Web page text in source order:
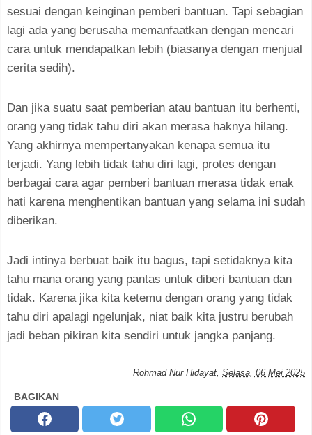
sesuai dengan keinginan pemberi bantuan. Tapi sebagian
lagi ada yang berusaha memanfaatkan dengan mencari
cara untuk mendapatkan lebih (biasanya dengan menjual
cerita sedih).
Dan jika suatu saat pemberian atau bantuan itu berhenti,
orang yang tidak tahu diri akan merasa haknya hilang.
Yang akhirnya mempertanyakan kenapa semua itu
terjadi. Yang lebih tidak tahu diri lagi, protes dengan
berbagai cara agar pemberi bantuan merasa tidak enak
hati karena menghentikan bantuan yang selama ini sudah
diberikan.
Jadi intinya berbuat baik itu bagus, tapi setidaknya kita
tahu mana orang yang pantas untuk diberi bantuan dan
tidak. Karena jika kita ketemu dengan orang yang tidak
tahu diri apalagi ngelunjak, niat baik kita justru berubah
jadi beban pikiran kita sendiri untuk jangka panjang.
Rohmad Nur Hidayat Selasa, 06 Mei 2025
BAGIKAN